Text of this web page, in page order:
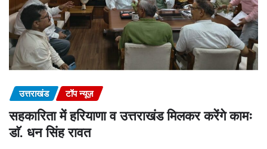
उत्तराखंड टॉप न्यूज़
सहकारिता में हरियाणा व उत्तराखंड मिलकर करेंगे कामः
डाॅ. धन सिंह रावत